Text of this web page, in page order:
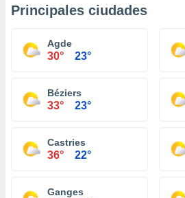
Principales ciudades
Agde
30° 23°
Béziers
33° 23°
Castries
36° 22°
Ganges